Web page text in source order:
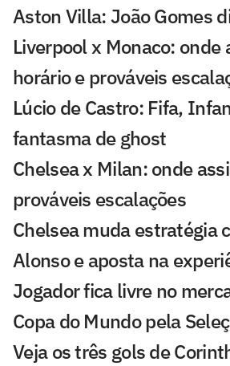
Aston Villa: João Gomes
Liverpool x Monaco: onde
horário e prováveis
Lúcio de Castro: Fifa,
fantasma de ghost
Chelsea x Milan: onde
prováveis escalações
Chelsea muda estratégia
Alonso e aposta na
Jogador fica livre no
Copa do Mundo pela
Veja os três gols de